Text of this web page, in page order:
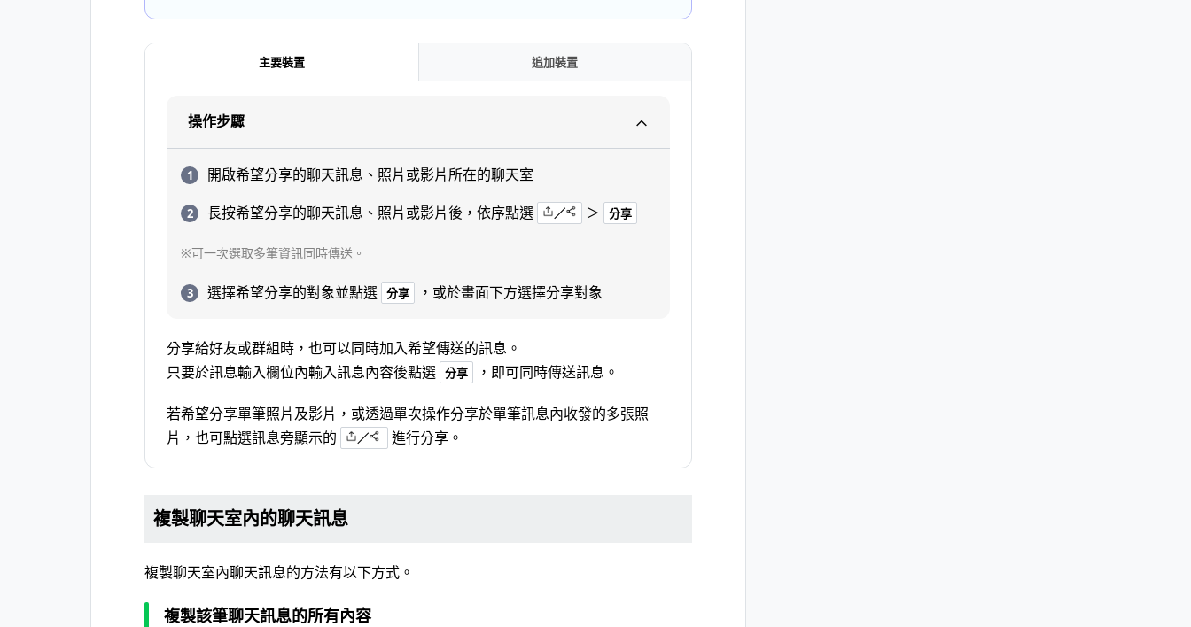
主要裝置 追加裝置
操作步驟
開啟希望分享的聊天訊息、照片或影片所在的聊天室
長按希望分享的聊天訊息、照片或影片後，依序點選
／ ＞ 分享
※可一次選取多筆資訊同時傳送。
選擇希望分享的對象並點選 分享 ，或於畫面下方選擇分享對象
分享給好友或群組時，也可以同時加入希望傳送的訊息。
只要於訊息輸入欄位內輸入訊息內容後點選 分享 ，即可同時傳送訊息。
若希望分享單筆照片及影片，或透過單次操作分享於單筆訊息內收發的多張照
片，也可點選訊息旁顯示的
／ 進行分享。
複製聊天室內的聊天訊息
複製聊天室內聊天訊息的方法有以下方式。
複製該筆聊天訊息的所有內容